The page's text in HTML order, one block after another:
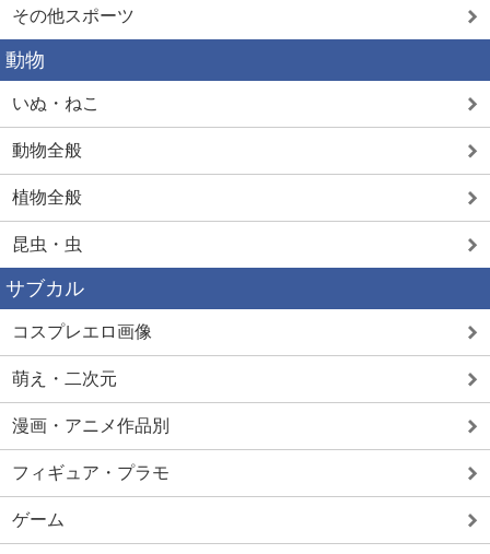
その他スポーツ
動物
いぬ・ねこ
動物全般
植物全般
昆虫・虫
サブカル
コスプレエロ画像
萌え・二次元
漫画・アニメ作品別
フィギュア・プラモ
ゲーム